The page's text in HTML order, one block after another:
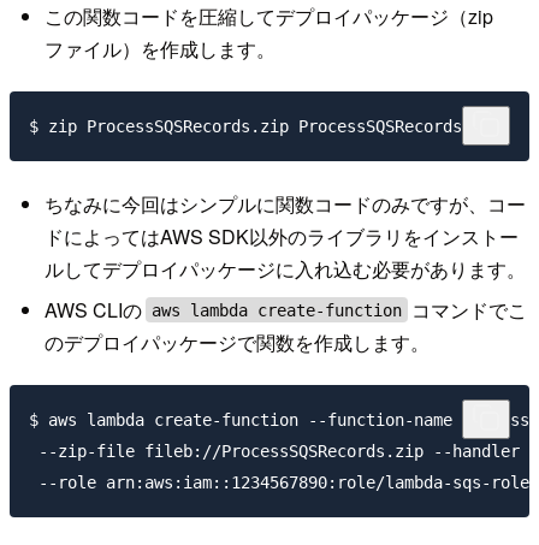
この関数コードを圧縮してデプロイパッケージ（zip
ファイル）を作成します。
ちなみに今回はシンプルに関数コードのみですが、コー
ドによってはAWS SDK以外のライブラリをインストー
ルしてデプロイパッケージに入れ込む必要があります。
AWS CLIの aws lambda create-function
コマンドでこ
のデプロイパッケージで関数を作成します。
$ aws lambda create-function --function-name
--zip-file fileb://ProcessSQSRecords.zip --handler